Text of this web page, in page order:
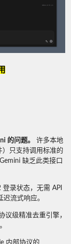
的问题。
许多本地
只支持调用标准的
缺乏此类接口
录状态，无需 API
流式响应。
议级精准去重引擎，